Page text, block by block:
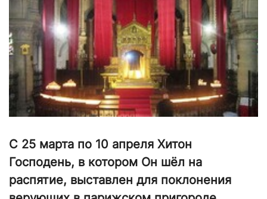
С 25 марта по 10 апреля Хитон
Господень, в котором Он шёл на
распятие, выставлен для поклонения